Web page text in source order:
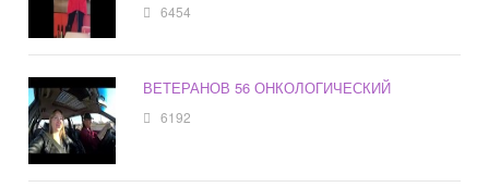
6454
ВЕТЕРАНОВ 56 ОНКОЛОГИЧЕСКИЙ
6192